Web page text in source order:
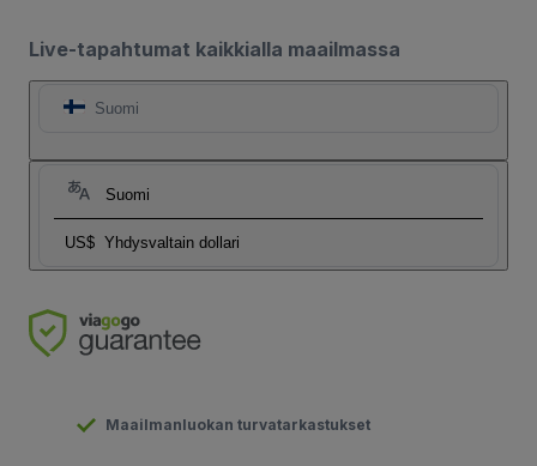
Live-tapahtumat kaikkialla maailmassa
Suomi
Suomi
US$ Yhdysvaltain dollari
Maailmanluokan turvatarkastukset